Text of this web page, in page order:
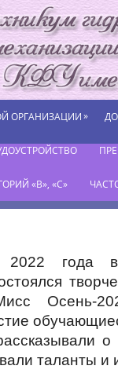
ОРГАНИЗАЦИИ»
«В», «С»
2022 года
Осень-
таланты и